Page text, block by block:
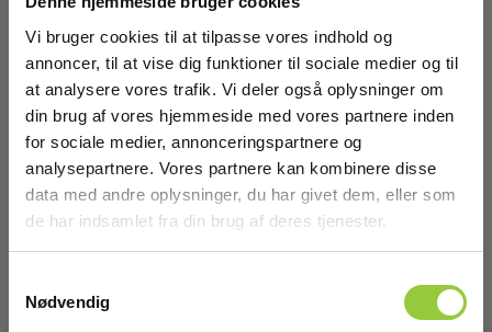
Vi bruger cookies til at tilpasse vores indhold og
annoncer, til at vise dig funktioner til sociale medier og til
at analysere vores trafik. Vi deler også oplysninger om
din brug af vores hjemmeside med vores partnere inden
for sociale medier, annonceringspartnere og
analysepartnere. Vores partnere kan kombinere disse
data med andre oplysninger, du har givet dem, eller som
de har indsamlet fra din brug af deres tjenester.
Nødvendig
der kan udføre
disse målinger...